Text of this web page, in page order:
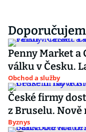
Penny Market a
válku v Česku.
Obchod a služby
České firmy
z Bruselu.
Byznys